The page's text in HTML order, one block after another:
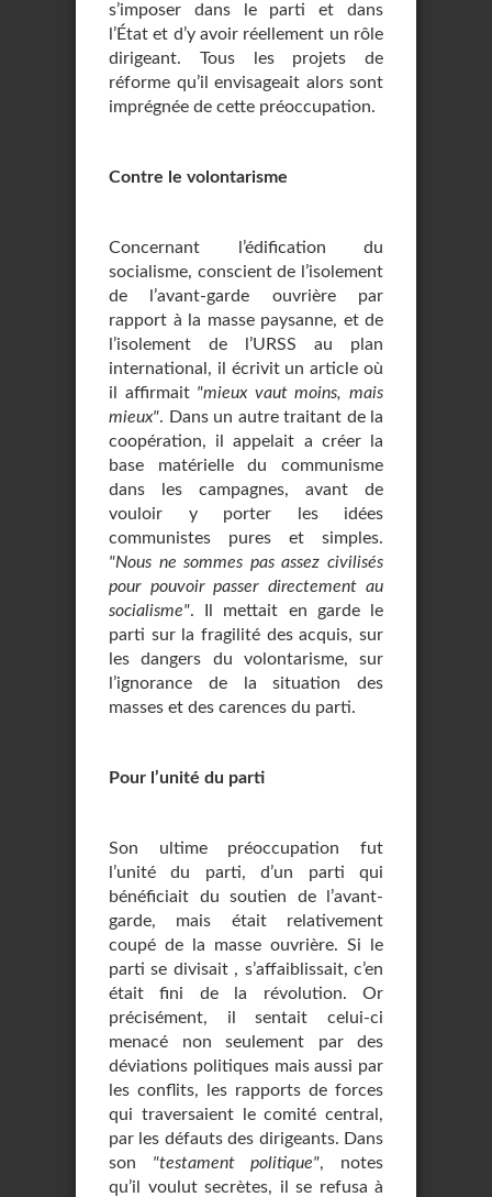
s’imposer dans le parti et dans
l’État et d’y avoir réellement un rôle
dirigeant. Tous les projets de
réforme qu’il envisageait alors sont
imprégnée de cette préoccupation.
Contre le volontarisme
Concernant l’édification du
socialisme, conscient de l’isolement
de l’avant-garde ouvrière par
rapport à la masse paysanne, et de
l’isolement de l’URSS au plan
international, il écrivit un article où
il affirmait "mieux vaut moins, mais
mieux". Dans un autre traitant de la
coopération, il appelait a créer la
base matérielle du communisme
dans les campagnes, avant de
vouloir y porter les idées
communistes pures et simples.
"Nous ne sommes pas assez civilisés
pour pouvoir passer directement au
socialisme". Il mettait en garde le
parti sur la fragilité des acquis, sur
les dangers du volontarisme, sur
l’ignorance de la situation des
masses et des carences du parti.
Pour l’unité du parti
Son ultime préoccupation fut
l’unité du parti, d’un parti qui
bénéficiait du soutien de l’avant-
garde, mais était relativement
coupé de la masse ouvrière. Si le
parti se divisait , s’affaiblissait, c’en
était fini de la révolution. Or
précisément, il sentait celui-ci
menacé non seulement par des
déviations politiques mais aussi par
les conflits, les rapports de forces
qui traversaient le comité central,
par les défauts des dirigeants. Dans
son "testament politique", notes
qu’il voulut secrètes, il se refusa à